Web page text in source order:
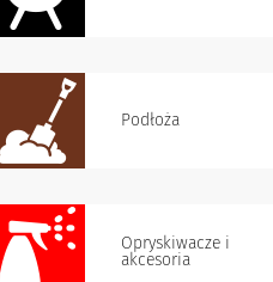
Podłoża
Opryskiwacze i
akcesoria